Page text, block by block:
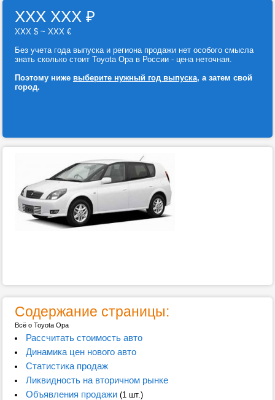
ХХХ ХХХ ₽
ХХХ $ ~ ХХХ €
Без учета года выпуска и региона продажи нет особого смысла
знать сколько стоит Toyota Opa в России - цена неточная.
Поэтому ниже выберите нужный год выпуска, а затем свой
город.
Содержание страницы:
Всё о Toyota Opa
Рассчитать стоимость авто
Динамика цен нового авто
Статистика продаж
Ликвидность на вторичном рынке
Объявления продажи(1 шт.)